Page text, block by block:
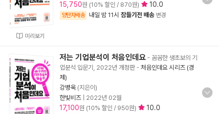
미리보기
15,750원 (10% 할인 / 870원) 10.0
양탄자배송 내일 밤 11시 잠들기전 배송 변경
저는 기업분석이 처음인데요 - 꼼꼼한 생초보의 기
업분석 입문기, 2022년 개정판- 처음인데요 시리즈 (경
제)
강병욱 (지은이)
한빛비즈
2022년 02월
17,100원 (10% 할인 / 950원) 10.0